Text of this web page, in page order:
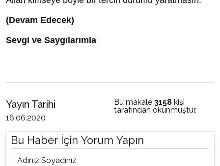
(Devam Edecek)
Sevgi ve Saygılarımla
Yayın Tarihi
16.06.2020
Bu makale 3158 kişi
tarafından okunmuştur.
Bu Haber İçin Yorum Yapın
Adınız Soyadınız